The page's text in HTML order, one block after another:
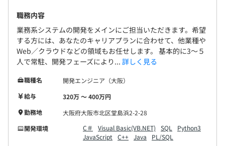
・DB：SQLServer、Oracle 等
・仮想サーバ、AWS、AZURE
・運用ツール、監視ツール
3カ月・1年・短期・長期の目標設定をして、Visionを明確
にし、月々の達成度の自己評価と半期ごとの評価面談をお
こないます。
職務内容
業務系システムの開発をメインにご担当いただきます。希望
する方には、あなたのキャリアプランに合わせて、他業種や
Web／クラウドなどの領域もお任せします。 基本的に3～５
人で常駐、開発フェーズにより... 詳しく見る
職種名
開発エンジニア（大阪）
給与
320万 〜 400万円
勤務地
大阪府大阪市北区堂島浜2-2-28
開発環境
C＃ Visual Basic(VB.NET) SQL
Python3
JavaScript
C++ Java
PL/SQL